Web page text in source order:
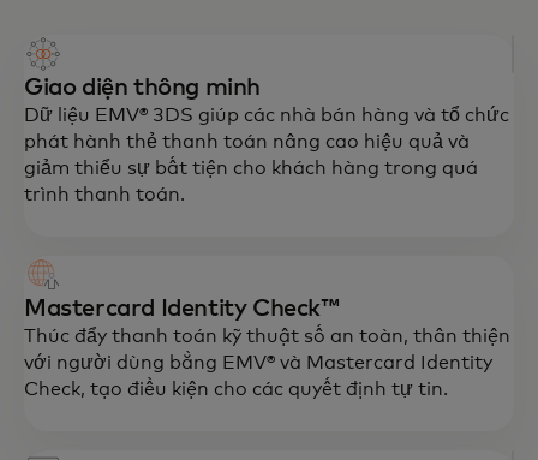
Giao diện thông minh
Dữ liệu EMV® 3DS giúp các nhà bán hàng và tổ chức
phát hành thẻ thanh toán nâng cao hiệu quả và
giảm thiểu sự bất tiện cho khách hàng trong quá
trình thanh toán.
Mastercard Identity Check™
Thúc đẩy thanh toán kỹ thuật số an toàn, thân thiện
với người dùng bằng EMV® và Mastercard Identity
Check, tạo điều kiện cho các quyết định tự tin.